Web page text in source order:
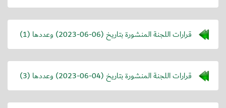
قرارات اللجنة المنشورة بتاريخ (2023-06-06) وعددها (1)
قرارات اللجنة المنشورة بتاريخ (2023-06-04) وعددها (3)